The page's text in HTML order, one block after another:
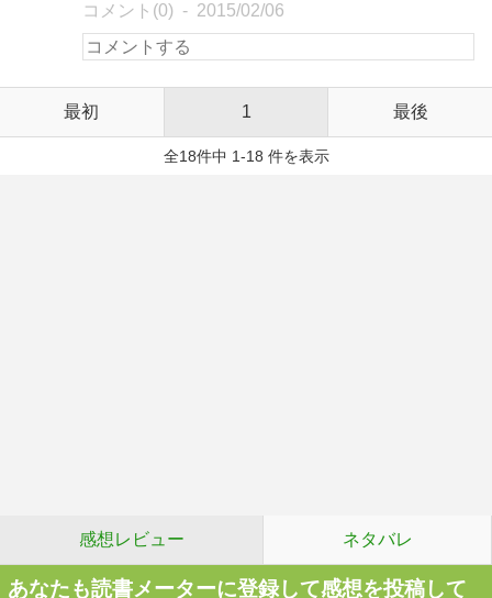
コメント(0) 2015/02/06
最初 1 最後
全18件中 1-18 件を表示
感想レビュー ネタバレ
あなたも読書メーターに登録して感想を投稿して